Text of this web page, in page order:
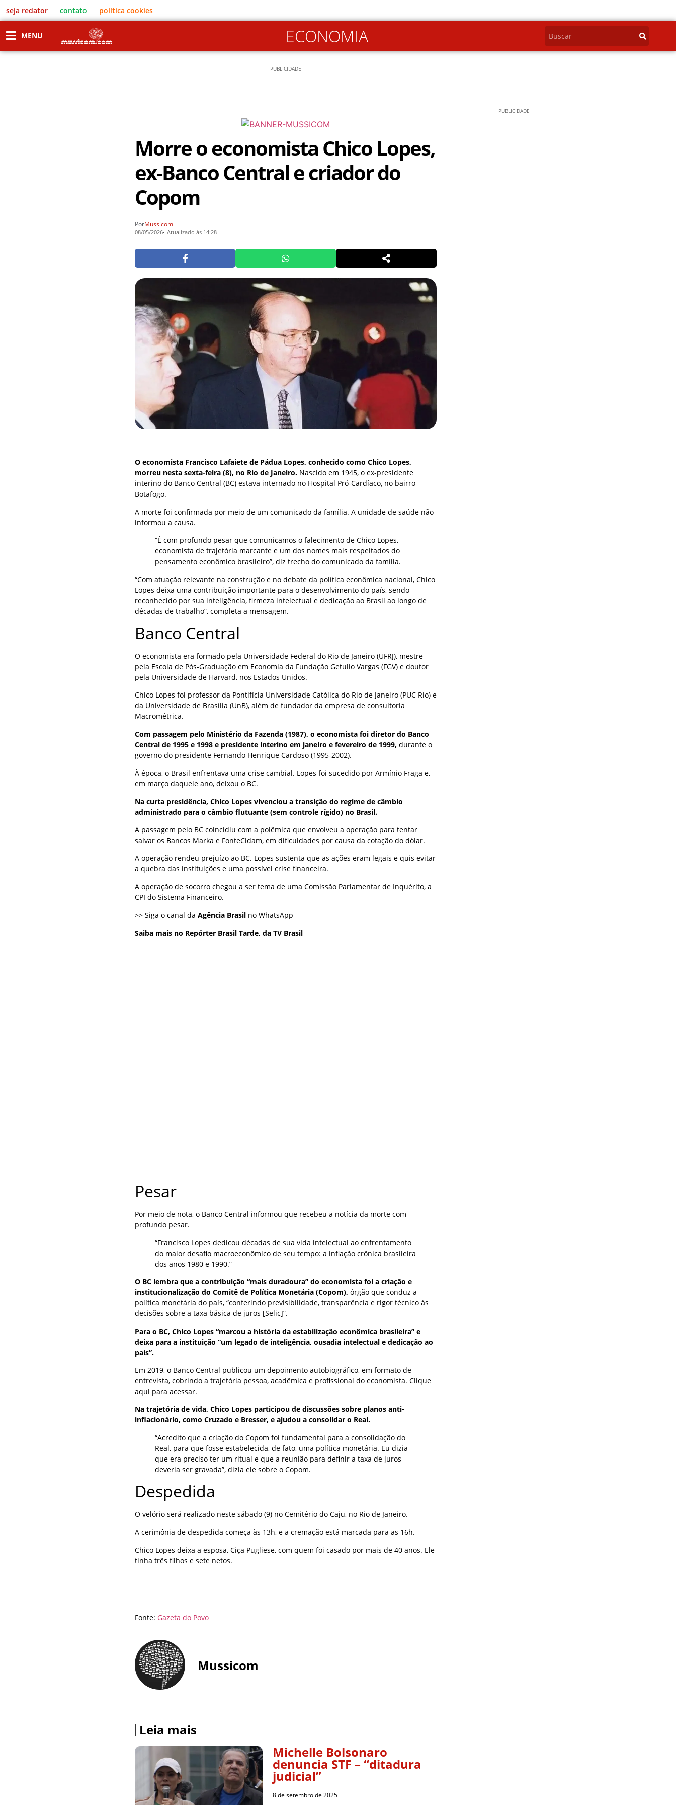
seja redator contato política cookies
MENU ECONOMIA
PUBLICIDADE
Morre o economista Chico Lopes,
ex-Banco Central e criador do
Copom
PorMussicom
08/05/2026 Atualizado às 14:28
O economista Francisco Lafaiete de Pádua Lopes, conhecido como Chico Lopes,
morreu nesta sexta-feira (8), no Rio de Janeiro. Nascido em 1945, o ex-presidente
interino do Banco Central (BC) estava internado no Hospital Pró-Cardíaco, no bairro
Botafogo.
A morte foi confirmada por meio de um comunicado da família. A unidade de saúde não
informou a causa.
“É com profundo pesar que comunicamos o falecimento de Chico Lopes,
economista de trajetória marcante e um dos nomes mais respeitados do
pensamento econômico brasileiro”, diz trecho do comunicado da família.
“Com atuação relevante na construção e no debate da política econômica nacional, Chico
Lopes deixa uma contribuição importante para o desenvolvimento do país, sendo
reconhecido por sua inteligência, firmeza intelectual e dedicação ao Brasil ao longo de
décadas de trabalho”, completa a mensagem.
Banco Central
O economista era formado pela Universidade Federal do Rio de Janeiro (UFRJ), mestre
pela Escola de Pós-Graduação em Economia da Fundação Getulio Vargas (FGV) e doutor
pela Universidade de Harvard, nos Estados Unidos.
Chico Lopes foi professor da Pontifícia Universidade Católica do Rio de Janeiro (PUC Rio) e
da Universidade de Brasília (UnB), além de fundador da empresa de consultoria
Macrométrica.
Com passagem pelo Ministério da Fazenda (1987), o economista foi diretor do Banco
Central de 1995 e 1998 e presidente interino em janeiro e fevereiro de 1999, durante o
governo do presidente Fernando Henrique Cardoso (1995-2002).
À época, o Brasil enfrentava uma crise cambial. Lopes foi sucedido por Armínio Fraga e,
em março daquele ano, deixou o BC.
Na curta presidência, Chico Lopes vivenciou a transição do regime de câmbio
administrado para o câmbio flutuante (sem controle rígido) no Brasil.
A passagem pelo BC coincidiu com a polêmica que envolveu a operação para tentar
salvar os Bancos Marka e FonteCidam, em dificuldades por causa da cotação do dólar.
A operação rendeu prejuízo ao BC. Lopes sustenta que as ações eram legais e quis evitar
a quebra das instituições e uma possível crise financeira.
A operação de socorro chegou a ser tema de uma Comissão Parlamentar de Inquérito, a
CPI do Sistema Financeiro.
>> Siga o canal da Agência Brasil no WhatsApp
Saiba mais no Repórter Brasil Tarde, da TV Brasil
Pesar
Por meio de nota, o Banco Central informou que recebeu a notícia da morte com
profundo pesar.
“Francisco Lopes dedicou décadas de sua vida intelectual ao enfrentamento
do maior desafio macroeconômico de seu tempo: a inflação crônica brasileira
dos anos 1980 e 1990.”
O BC lembra que a contribuição “mais duradoura” do economista foi a criação e
institucionalização do Comitê de Política Monetária (Copom), órgão que conduz a
política monetária do país, “conferindo previsibilidade, transparência e rigor técnico às
decisões sobre a taxa básica de juros [Selic]”.
Para o BC, Chico Lopes “marcou a história da estabilização econômica brasileira” e
deixa para a instituição “um legado de inteligência, ousadia intelectual e dedicação ao
país”.
Em 2019, o Banco Central publicou um depoimento autobiográfico, em formato de
entrevista, cobrindo a trajetória pessoa, acadêmica e profissional do economista. Clique
aqui para acessar.
Na trajetória de vida, Chico Lopes participou de discussões sobre planos anti-
inflacionário, como Cruzado e Bresser, e ajudou a consolidar o Real.
“Acredito que a criação do Copom foi fundamental para a consolidação do
Real, para que fosse estabelecida, de fato, uma política monetária. Eu dizia
que era preciso ter um ritual e que a reunião para definir a taxa de juros
deveria ser gravada”, dizia ele sobre o Copom.
Despedida
O velório será realizado neste sábado (9) no Cemitério do Caju, no Rio de Janeiro.
A cerimônia de despedida começa às 13h, e a cremação está marcada para as 16h.
Chico Lopes deixa a esposa, Ciça Pugliese, com quem foi casado por mais de 40 anos. Ele
tinha três filhos e sete netos.
Fonte: Gazeta do Povo
Mussicom
Leia mais
Michelle Bolsonaro
denuncia STF – “ditadura
judicial”
8 de setembro de 2025
PUBLICIDADE